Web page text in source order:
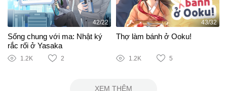
42/22
Sống chung với ma: Nhật ký
rắc rối ở Yasaka
1.2K 2
43/32
Thợ làm bánh ở Ooku!
1.2K 5
XEM THÊM